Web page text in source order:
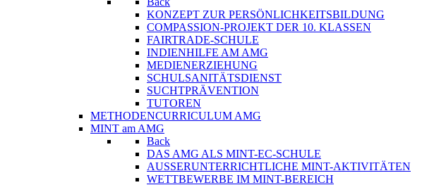
KONZEPT ZUR PERSÖNLICHKEITSBILDUNG
COMPASSION-PROJEKT DER 10. KLASSEN
FAIRTRADE-SCHULE
INDIENHILFE AM AMG
MEDIENERZIEHUNG
SCHULSANITÄTSDIENST
SUCHTPRÄVENTION
TUTOREN
METHODENCURRICULUM AMG
MINT am AMG
Back
DAS AMG ALS MINT-EC-SCHULE
AUSSERUNTERRICHTLICHE MINT-AKTIVITÄTEN
WETTBEWERBE IM MINT-BEREICH